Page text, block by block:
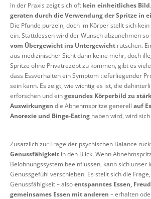
In der Praxis zeigt sich oft kein einheitliches Bild.
geraten durch die Verwendung der Spritze in
Die Pfunde purzeln, doch im Körper stellt sich
ein. Stattdessen wird der Wunsch abzunehmen
vom Übergewicht ins Untergewicht rutschen.
aus medizinischer Sicht dann keine mehr, doch
Spritze ohne Privatrezept zu kommen, gibt es
dass Essverhalten ein Symptom tieferliegender
sein kann. Es zeigt, wie wichtig es ist, die
erforschen und eingesundes Körperbild zu
Auswirkungen die Abnehmspritze generell auf
Anorexie und Binge-Eating haben wird, wird
Zusätzlich zur Frage der psychischen Balance
Genussfähigkeit in den Blick. Wenn
Belohnungssystem beeinflussen, kann sich unser
Genussgefühl verschieben. Es stellt sich die
Genussfähigkeit – alsoentspanntes Essen,
gemeinsames Essen mit anderen – erhalten